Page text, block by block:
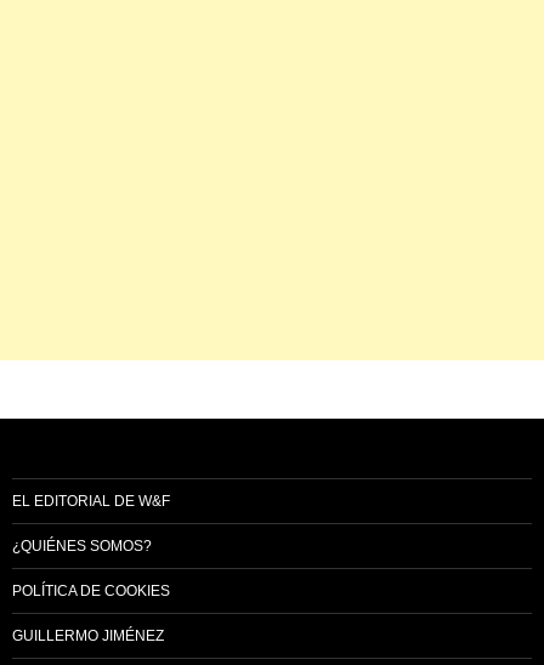
EL EDITORIAL DE W&F
¿QUIÉNES SOMOS?
POLÍTICA DE COOKIES
GUILLERMO JIMÉNEZ